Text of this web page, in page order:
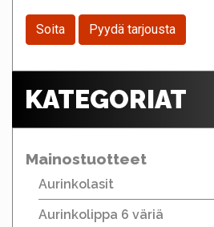
Soita Pyydä tarjousta
KATEGORIAT
Mainostuotteet
Aurinkolasit
Aurinkolippa 6 väriä